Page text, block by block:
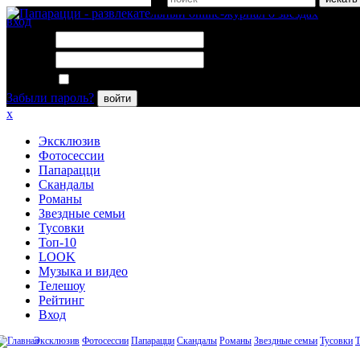
вход
Забыли пароль?
войти
x
Эксклюзив
Фотосессии
Папарацци
Скандалы
Романы
Звездные семьи
Тусовки
Топ-10
LOOK
Музыка и видео
Телешоу
Рейтинг
Вход
Эксклюзив Фотосессии Папарацци Скандалы Романы Звездные семьи Тусовки